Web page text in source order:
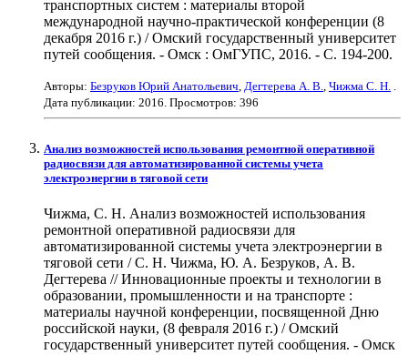
транспортных систем : материалы второй
международной научно-практической конференции (8
декабря 2016 г.) / Омский государственный университет
путей сообщения. - Омск : ОмГУПС, 2016. - С. 194-200.
Авторы: Безруков Юрий Анатольевич, Дегтерева А. В., Чижма С. Н. .
Дата публикации: 2016. Просмотров: 396
Анализ возможностей использования ремонтной оперативной
радиосвязи для автоматизированной системы учета
электроэнергии в тяговой сети
Чижма, С. Н. Анализ возможностей использования
ремонтной оперативной радиосвязи для
автоматизированной системы учета электроэнергии в
тяговой сети / С. Н. Чижма, Ю. А. Безруков, А. В.
Дегтерева // Инновационные проекты и технологии в
образовании, промышленности и на транспорте :
материалы научной конференции, посвященной Дню
российской науки, (8 февраля 2016 г.) / Омский
государственный университет путей сообщения. - Омск